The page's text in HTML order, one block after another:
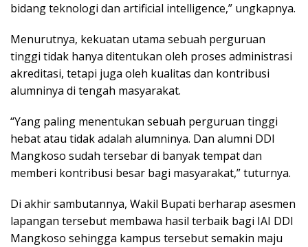
bidang teknologi dan artificial intelligence,” ungkapnya.
Menurutnya, kekuatan utama sebuah perguruan
tinggi tidak hanya ditentukan oleh proses administrasi
akreditasi, tetapi juga oleh kualitas dan kontribusi
alumninya di tengah masyarakat.
“Yang paling menentukan sebuah perguruan tinggi
hebat atau tidak adalah alumninya. Dan alumni DDI
Mangkoso sudah tersebar di banyak tempat dan
memberi kontribusi besar bagi masyarakat,” tuturnya.
Di akhir sambutannya, Wakil Bupati berharap asesmen
lapangan tersebut membawa hasil terbaik bagi IAI DDI
Mangkoso sehingga kampus tersebut semakin maju